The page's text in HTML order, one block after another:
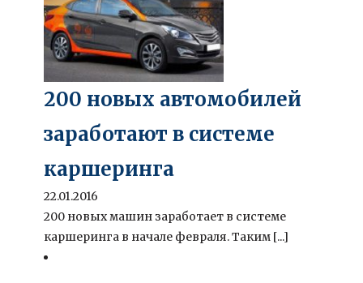
200 новых автомобилей
заработают в системе
каршеринга
22.01.2016
200 новых машин заработает в системе
каршеринга в начале февраля. Таким [...]